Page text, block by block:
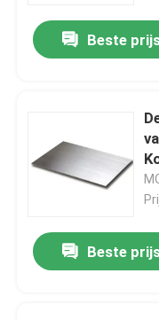
Beste
Beste